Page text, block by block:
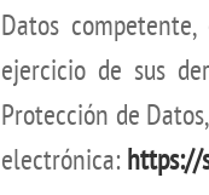
Datos
ejercicio de sus
Protección de
electrónica: https://